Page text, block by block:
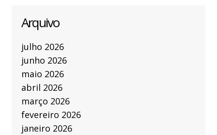
Arquivo
julho 2026
junho 2026
maio 2026
abril 2026
março 2026
fevereiro 2026
janeiro 2026